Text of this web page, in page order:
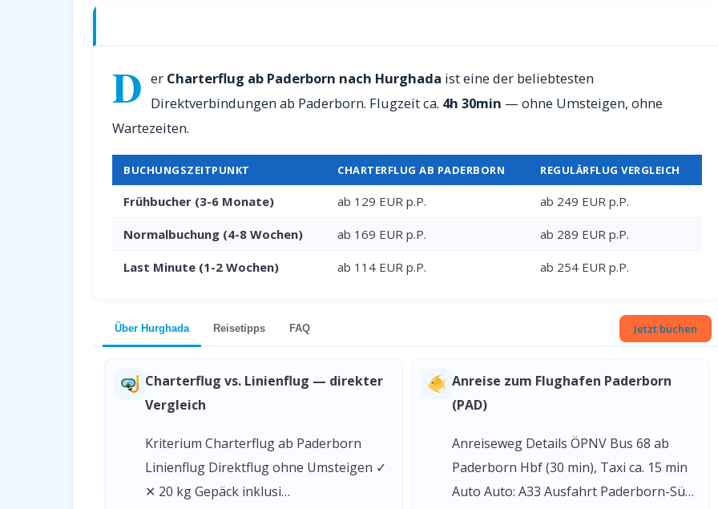
D er Charterflug ab Paderborn nach Hurghada ist eine der beliebtesten
Direktverbindungen ab Paderborn. Flugzeit ca. 4h 30min — ohne Umsteigen, ohne
Wartezeiten.
BUCHUNGSZEITPUNKT CHARTERFLUG AB PADERBORN REGULÄRFLUG VERGLEICH
Frühbucher (3-6 Monate) ab 129 EUR p.P. ab 249 EUR p.P.
Normalbuchung (4-8 Wochen) ab 169 EUR p.P. ab 289 EUR p.P.
Last Minute (1-2 Wochen) ab 114 EUR p.P. ab 254 EUR p.P.
Über Hurghada Reisetipps FAQ Jetzt buchen
Charterflug vs. Linienflug — direkter
Vergleich
Kriterium Charterflug ab Paderborn
Linienflug Direktflug ohne Umsteigen ✓
✕ 20 kg Gepäck inklusi…
Anreise zum Flughafen Paderborn
(PAD)
Anreiseweg Details ÖPNV Bus 68 ab
Paderborn Hbf (30 min), Taxi ca. 15 min
Auto Auto: A33 Ausfahrt Paderborn-Sü…